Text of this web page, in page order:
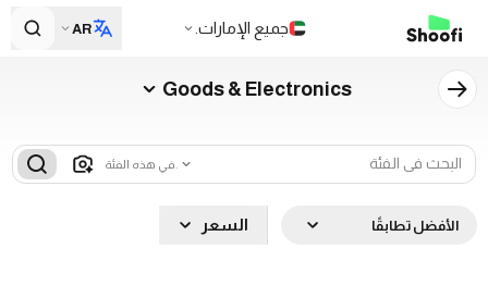
جميع الإمارات. AR
Goods & Electronics
الأفضل تطابقًا السعر